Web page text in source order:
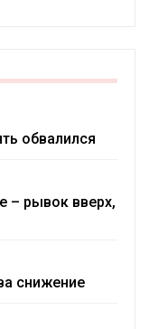
обвалился
– рывок вверх,
снижение